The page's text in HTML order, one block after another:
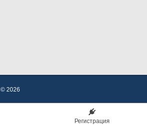
© 2026
Регистрация